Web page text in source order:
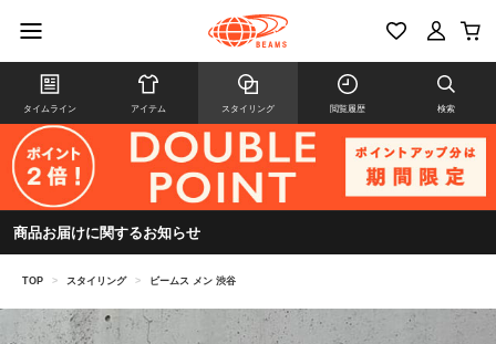
タイムライン アイテム スタイリング 閲覧履歴 検索
商品お届けに関するお知らせ
TOP > スタイリング > ビームス メン 渋谷